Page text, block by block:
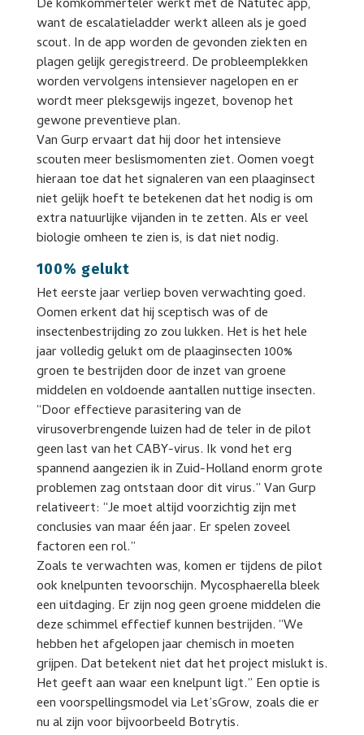
De komkommerteler werkt met de Natutec app,
want de escalatieladder werkt alleen als je goed
scout. In de app worden de gevonden ziekten en
plagen gelijk geregistreerd. De probleemplekken
worden vervolgens intensiever nagelopen en er
wordt meer pleksgewijs ingezet, bovenop het
gewone preventieve plan.
Van Gurp ervaart dat hij door het intensieve
scouten meer beslismomenten ziet. Oomen voegt
hieraan toe dat het signaleren van een plaaginsect
niet gelijk hoeft te betekenen dat het nodig is om
extra natuurlijke vijanden in te zetten. Als er veel
biologie omheen te zien is, is dat niet nodig.
100% gelukt
Het eerste jaar verliep boven verwachting goed.
Oomen erkent dat hij sceptisch was of de
insectenbestrijding zo zou lukken. Het is het hele
jaar volledig gelukt om de plaaginsecten 100%
groen te bestrijden door de inzet van groene
middelen en voldoende aantallen nuttige insecten.
“Door effectieve parasitering van de
virusoverbrengende luizen had de teler in de pilot
geen last van het CABY-virus. Ik vond het erg
spannend aangezien ik in Zuid-Holland enorm grote
problemen zag ontstaan door dit virus.” Van Gurp
relativeert: “Je moet altijd voorzichtig zijn met
conclusies van maar één jaar. Er spelen zoveel
factoren een rol.”
Zoals te verwachten was, komen er tijdens de pilot
ook knelpunten tevoorschijn. Mycosphaerella bleek
een uitdaging. Er zijn nog geen groene middelen die
deze schimmel effectief kunnen bestrijden. “We
hebben het afgelopen jaar chemisch in moeten
grijpen. Dat betekent niet dat het project mislukt is.
Het geeft aan waar een knelpunt ligt.” Een optie is
een voorspellingsmodel via Let’sGrow, zoals die er
nu al zijn voor bijvoorbeeld Botrytis.